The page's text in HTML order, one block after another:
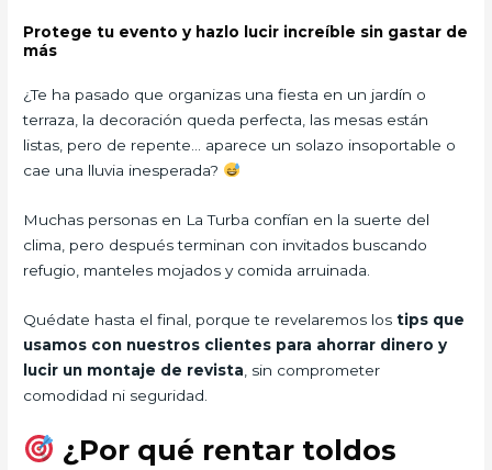
Protege tu evento y hazlo lucir increíble sin gastar de
más
¿Te ha pasado que organizas una fiesta en un jardín o
terraza, la decoración queda perfecta, las mesas están
listas, pero de repente… aparece un solazo insoportable o
cae una lluvia inesperada?
Muchas personas en La Turba confían en la suerte del
clima, pero después terminan con invitados buscando
refugio, manteles mojados y comida arruinada.
Quédate hasta el final, porque te revelaremos lostips que
usamos con nuestros clientes para ahorrar dinero y
lucir un montaje de revista , sin comprometer
comodidad ni seguridad.
¿Por qué rentar toldos